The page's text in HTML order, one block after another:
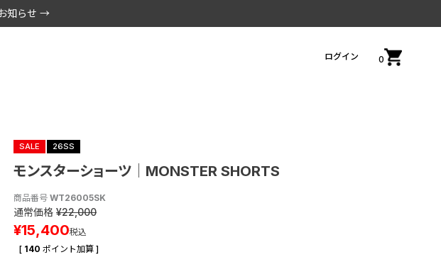
知らせ →
ログイン 0
SALE 26SS
モンスターショーツ│MONSTER SHORTS
商品番号 WT26005SK
通常価格 ¥22,000
¥15,400税込
[ 140 ポイント加算 ]